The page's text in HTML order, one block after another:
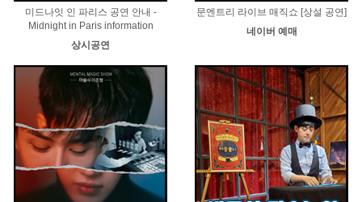
미드나잇 인 파리스 공연 안내 -
Midnight in Paris information
상시공연
문엔트리 라이브 매직쇼 [상설 공연]
네이버 예매